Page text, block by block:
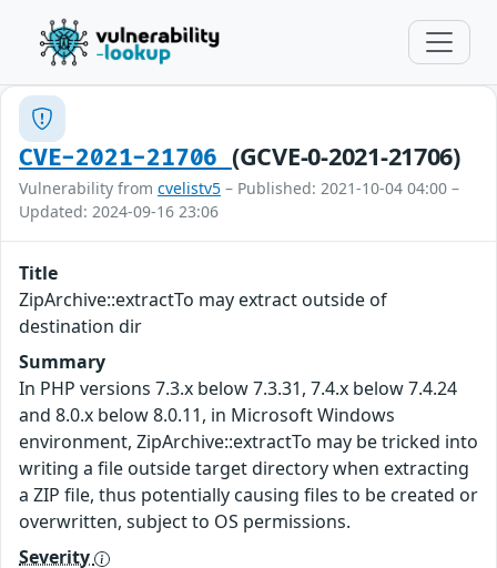
CVE-2021-21706 (GCVE-0-2021-21706)
Vulnerability from cvelistv5 – Published: 2021-10-04 04:00 –
Updated: 2024-09-16 23:06
Title
ZipArchive::extractTo may extract outside of
destination dir
Summary
In PHP versions 7.3.x below 7.3.31, 7.4.x below 7.4.24
and 8.0.x below 8.0.11, in Microsoft Windows
environment, ZipArchive::extractTo may be tricked into
writing a file outside target directory when extracting
a ZIP file, thus potentially causing files to be created or
overwritten, subject to OS permissions.
Severity